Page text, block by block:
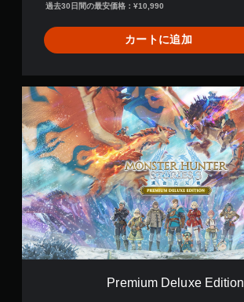
過去30日間の最安価格：¥10,990
カートに追加
P
r
e
m
m
D
e
l
u
x
e
Premium Deluxe Edition